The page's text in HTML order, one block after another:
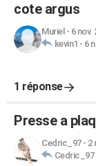
cote argus
Muriel - 6 nov.
kevin1 - 6
1 réponse
Presse a
Cedric_97- 2
Cedric_97